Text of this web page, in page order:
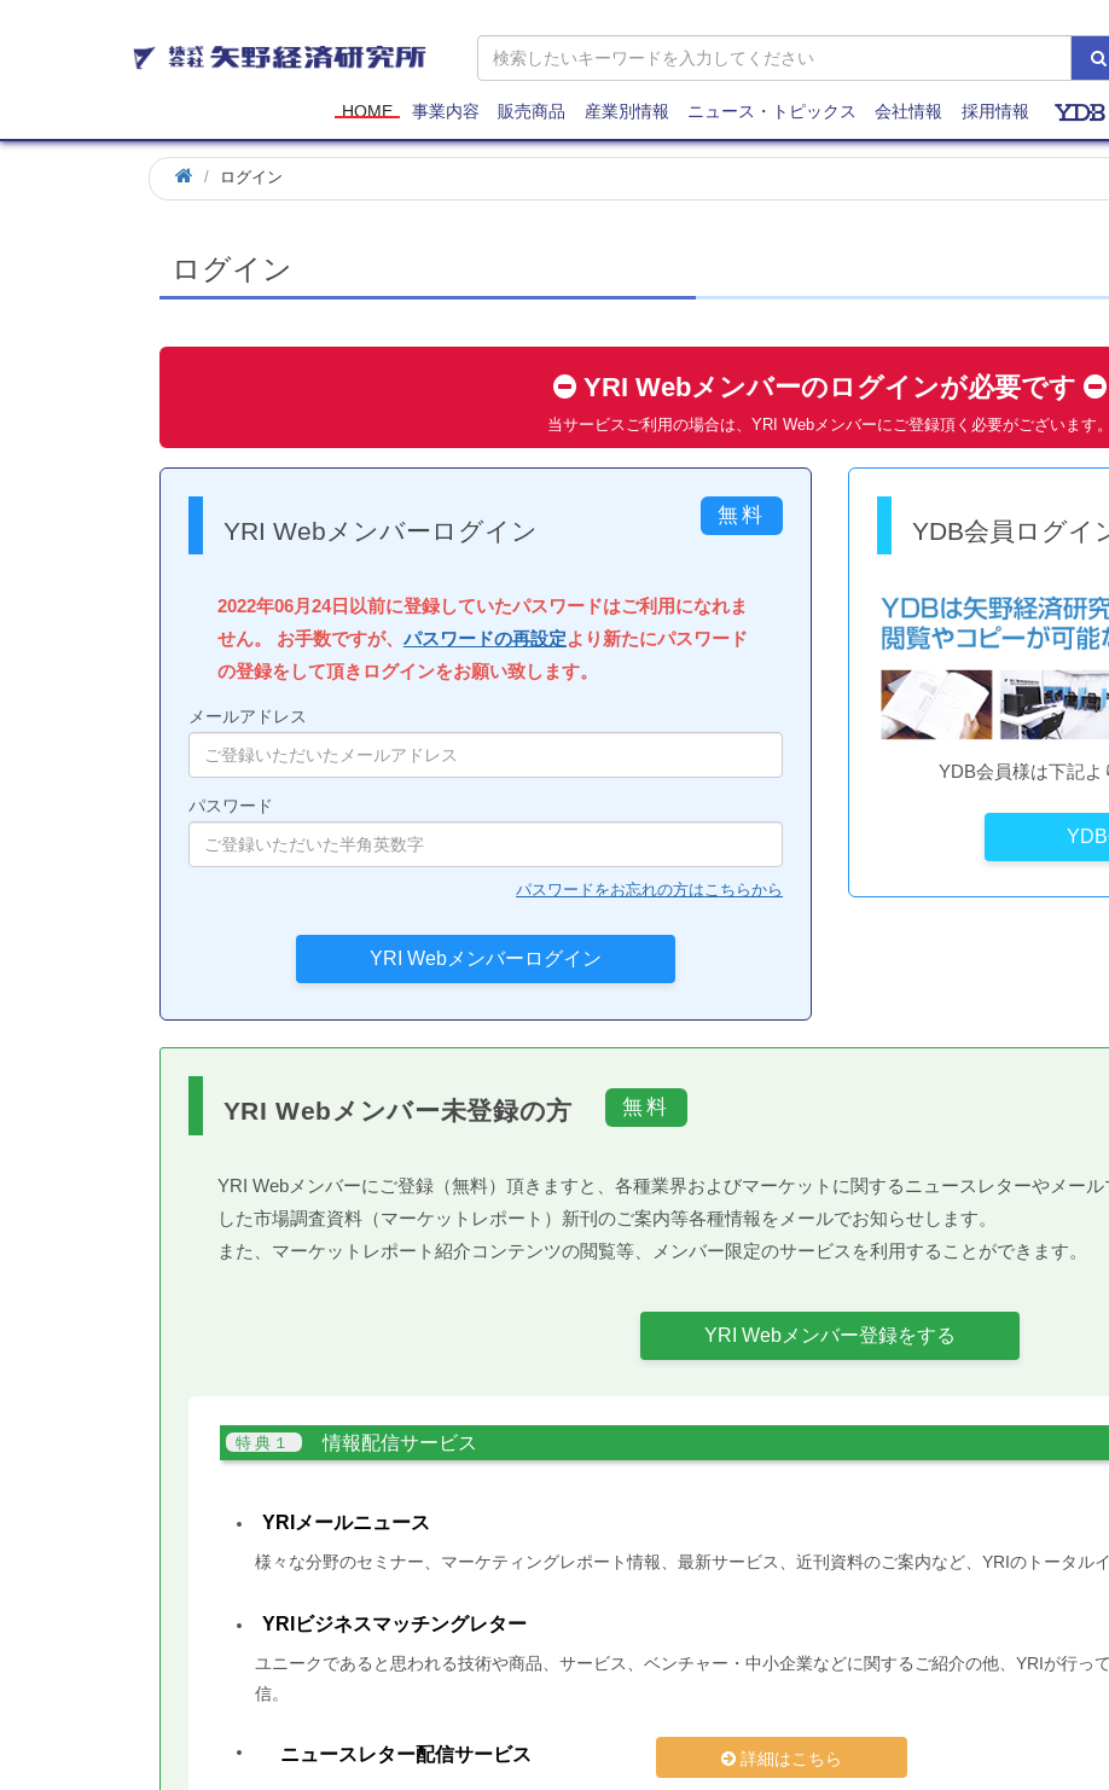
矢
野
研
究
所
HOME 事業内容 販売商品 産業別情報 ニュース・トピックス 会社情報 採用情報
ログイン
ログイン
YRI Webメンバーのログインが必要です
当サービスご利用の場合は、YRI Webメンバーにご登録頂く必要がございます。
YRI Webメンバーログイン
2022年06月24日以前に登録していたパスワードはご利用になれま
せん。 お手数ですが、 パスワードの再設定より新たにパスワード
の登録をして頂きログインをお願い致します。
メールアドレス
パスワード
パスワードをお忘れの方はこちらから
YDB会員ログイ
YDB会員様は下記よ
YRI Webメンバー未登録の方
YRI Webメンバーにご登録（無料）頂きますと、各種業界およびマーケットに関するニュースレターやメー
した市場調査資料（マーケットレポート）新刊のご案内等各種情報をメールでお知らせします。
また、マーケットレポート紹介コンテンツの閲覧等、メンバー限定のサービスを利用することができます。
YRI Webメンバー登録をする
情報配信サービス
YRIメールニュース
様々な分野のセミナー、マーケティングレポート情報、最新サービス、近刊資料のご案内など、YRIのトータル
YRIビジネスマッチングレター
ユニークであると思われる技術や商品、サービス、ベンチャー・中小企業などに関するご紹介の他、YRIが行っ
信。
ニュースレター配信サービス 詳細はこちら